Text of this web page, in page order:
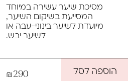
מסיכת שיער עשירה במיוחד
המסייעת בשיקום השיער,
מיועדת לשיער בינוני-עבה או
לשיער יבש.
290 הוספה לסל